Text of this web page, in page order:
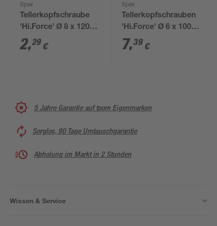
Spax
Tellerkopfschraube
'Hi.Force' Ø 8 x 120
mm
2,29 €
Spax
Tellerkopfschrauben
'Hi.Force' Ø 6 x 100
mm 10 Stück
7,39 €
5 Jahre Garantie auf toom Eigenmarken
Sorglos, 90 Tage Umtauschgarantie
Abholung im Markt in 2 Stunden
Wissen & Service